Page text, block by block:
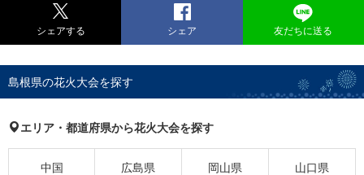
シェアする シェア 友だちに送る
島根県の花火大会を探す
エリア・都道府県から花火大会を探す
中国 広島県 岡山県 山口県